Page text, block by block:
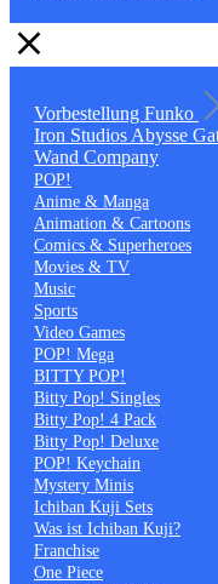
Vorbestellung Funko
Iron Studios Abysse
Wand Company
POP!
Anime & Manga
Animation & Cartoons
Comics & Superheroes
Movies & TV
Music
Sports
Video Games
POP! Mega
BITTY POP!
Bitty Pop! Singles
Bitty Pop! 4 Pack
Bitty Pop! Deluxe
POP! Keychain
Mystery Minis
Ichiban Kuji Sets
Was ist Ichiban Kuji?
Franchise
One Piece